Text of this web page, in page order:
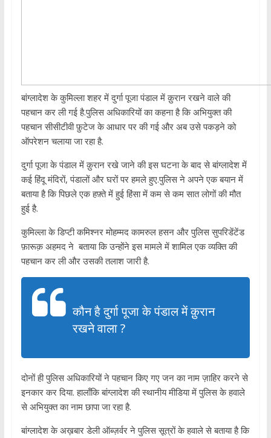
बांग्लादेश के कुमिल्ला शहर में दुर्गा पूजा पंडाल में क़ुरान रखने वाले की
पहचान कर ली गई है.पुलिस अधिकारियों का कहना है कि अभियुक्त की
पहचान सीसीटीवी फ़ुटेज के आधार पर की गई और अब उसे पकड़ने को
ऑपरेशन चलाया जा रहा है.
दुर्गा पूजा के पंडाल में क़ुरान रखे जाने की इस घटना के बाद से बांग्लादेश में
कई हिंदू मंदिरों, पंडालों और घरों पर हमले हुए.पुलिस ने अपने एक बयान में
बताया है कि पिछले एक हफ़्ते में हुई हिंसा में कम से कम सात लोगों की मौत
हुई है.
कुमिल्ला के डिप्टी कमिश्नर मोहम्मद कामरुल हसन और पुलिस सुपरिडेंटेंड
फ़ारूक़ अहमद ने बताया कि उन्होंने इस मामले में शामिल एक व्यक्ति की
पहचान कर ली और उसकी तलाश जारी है.
कौन है दुर्गा पूजा के पंडाल में क़ुरान
रखने वाला ?
दोनों ही पुलिस अधिकारियों ने पहचान किए गए जन का नाम ज़ाहिर करने से
इनकार कर दिया. हालाँकि बांग्लादेश की स्थानीय मीडिया में पुलिस के हवाले
से अभियुक्त का नाम छापा जा रहा है.
बांग्लादेश के अख़बार डेली ऑब्ज़र्वर ने पुलिस सूत्रों के हवाले से बताया है कि